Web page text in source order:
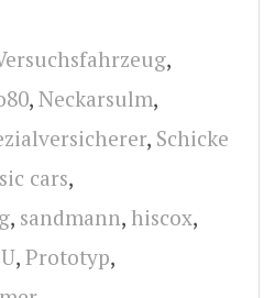
,
, Neckarsulm,
, Schicke
cars,
, sandmann, hiscox,
, Prototyp,